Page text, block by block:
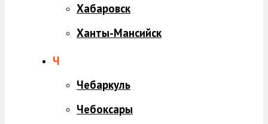
Хабаровск
Ханты-Мансийск
Ч
Чебаркуль
Чебоксары